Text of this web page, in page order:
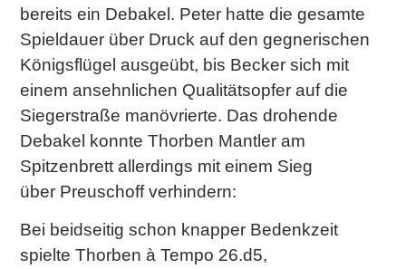
bereits ein Debakel. Peter hatte die gesamte
Spieldauer über Druck auf den gegnerischen
Königsflügel ausgeübt, bis Becker sich mit
einem ansehnlichen Qualitätsopfer auf die
Siegerstraße manövrierte. Das drohende
Debakel konnte Thorben Mantler am
Spitzenbrett allerdings mit einem Sieg
über Preuschoff verhindern:
Bei beidseitig schon knapper Bedenkzeit
spielte Thorben à Tempo 26.d5,